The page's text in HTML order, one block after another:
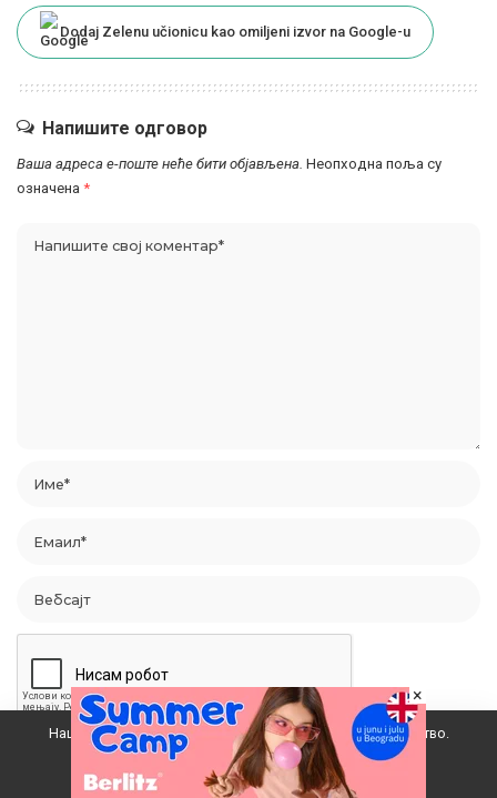
Dodaj Zelenu učionicu kao omiljeni izvor na Google-u
Напишите одговор
Ваша адреса е-поште неће бити објављена. Неопходна поља су
означена *
Наш вебсајт користи колачиће да побољша ваше искуство.
Прихватам
×